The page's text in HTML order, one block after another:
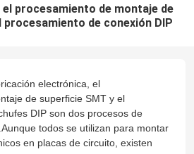
procesamiento de montaje de
de conexión DIP
electrónica, el
de superficie SMT y el
DIP son dos procesos de
todos se utilizan para montar
en placas de circuito, existen